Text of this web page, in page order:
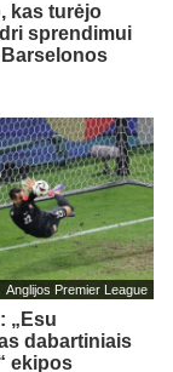
kas turėjo
sprendimui
Anglijos Premier League
„Esu
dabartiniais
ekipos